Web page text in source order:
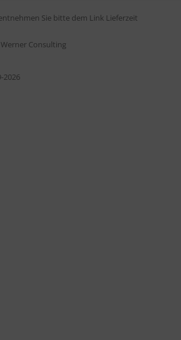
Sie bitte dem Link Lieferzeit
Consulting
2026